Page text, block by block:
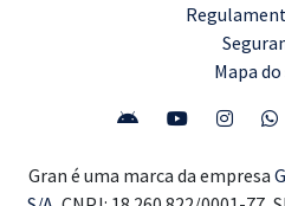
Mapa
Gran é uma marca da empresa